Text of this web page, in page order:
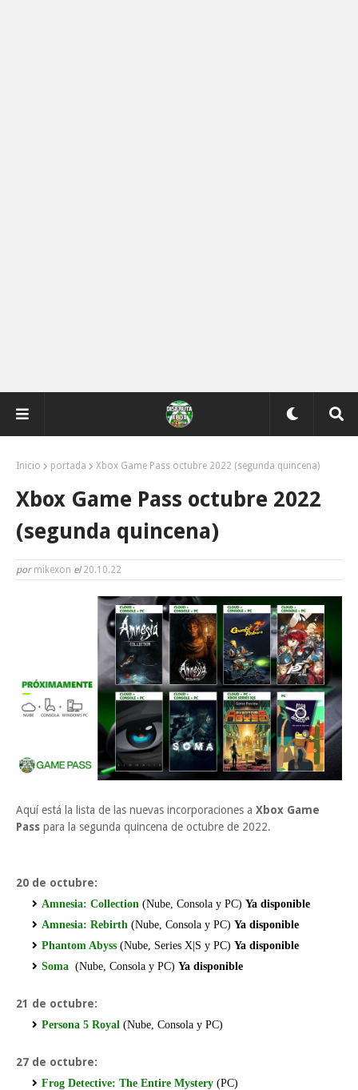
Inicio portada Xbox Game Pass octubre 2022 (segunda quincena)
Xbox Game Pass octubre 2022
(segunda quincena)
por mikexon el20.10.22
Aquí está la lista de las nuevas incorporaciones a Xbox Game
Pass para la segunda quincena de octubre de 2022.
20 de octubre:
Amnesia: Collection (Nube, Consola y PC) Ya disponible
Amnesia: Rebirth (Nube, Consola y PC) Ya disponible
Phantom Abyss (Nube, Series X|S y PC) Ya disponible
Soma (Nube, Consola y PC) Ya disponible
21 de octubre:
Persona 5 Royal (Nube, Consola y PC)
27 de octubre:
Frog Detective: The Entire Mystery (PC)